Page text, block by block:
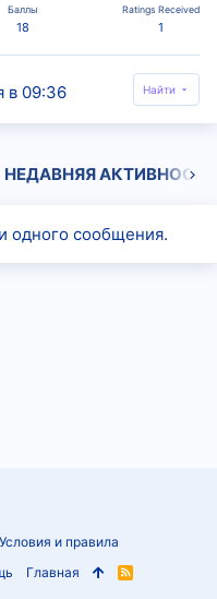
Баллы
18
Ratings Received
1
в 09:36 Найти
НЕДАВНЯЯ АКТИВНОСТЬ
одного сообщения.
Условия и правила
Главная
R